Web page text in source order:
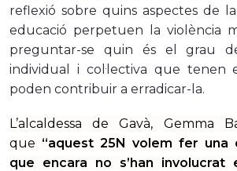
reflexió sobre quins aspectes de
educació perpetuen la violència
preguntar-se quin és el grau
individual i col·lectiva que tenen
poden contribuir a erradicar-la.
L’alcaldessa de Gavà, Gemma
que “aquest 25N volem fer una
que encara no s’han involucrat